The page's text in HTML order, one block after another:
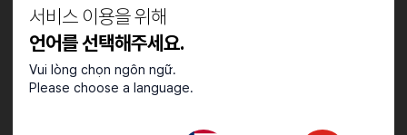
서비스 이용을 위해
언어를 선택해주세요.
Vui lòng chọn ngôn ngữ.
Please choose a language.
· 반도체 FAB/설비/인프라 AI모델링(Digital Twin)
· EHS 분야 Data Science/AI 기술개발 및 운영
[설비기술]
· SW Architecture/Design/Engineering